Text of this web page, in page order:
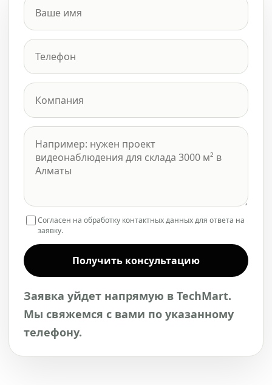
Согласен на обработку контактных данных для ответа на
заявку.
Получить консультацию
Заявка уйдет напрямую в TechMart.
Мы свяжемся с вами по указанному
телефону.